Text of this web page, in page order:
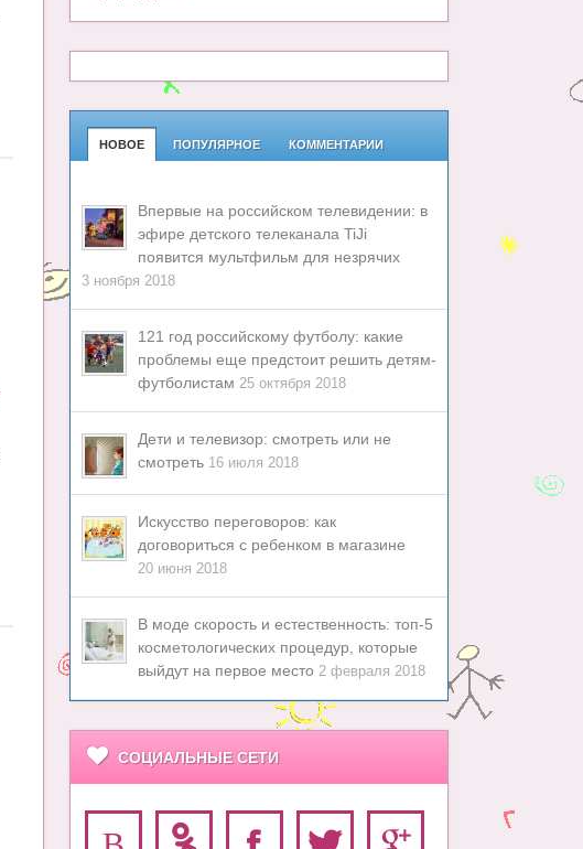
НОВОЕ ПОПУЛЯРНОЕ КОММЕНТАРИИ
Впервые на российском телевидении: в
эфире детского телеканала TiJi
появится мультфильм для незрячих
3 ноября 2018
121 год российскому футболу: какие
проблемы еще предстоит решить детям-
футболистам 25 октября 2018
Дети и телевизор: смотреть или не
смотреть 16 июля 2018
Искусство переговоров: как
договориться с ребенком в магазине
20 июня 2018
В моде скорость и естественность: топ-5
косметологических процедур, которые
выйдут на первое место 2 февраля 2018
СОЦИАЛЬНЫЕ СЕТИ